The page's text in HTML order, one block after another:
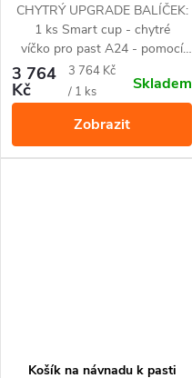
CHYTRÝ UPGRADE BALÍČEK:
1 ks Smart cup - chytré
víčko pro past A24 - pomocí
technologie Bluetooth se
propojuje s vaším chytrým
telefonem prostřednictvím
aplikace Goodnature
1 ks CO₂ bombička
1 ks automatický dávkovač
3 764
Kč
Měrná
cena:
3 764 Kč
/ 1 ks
Skladem
Zobrazit
Košík na návnadu k pasti